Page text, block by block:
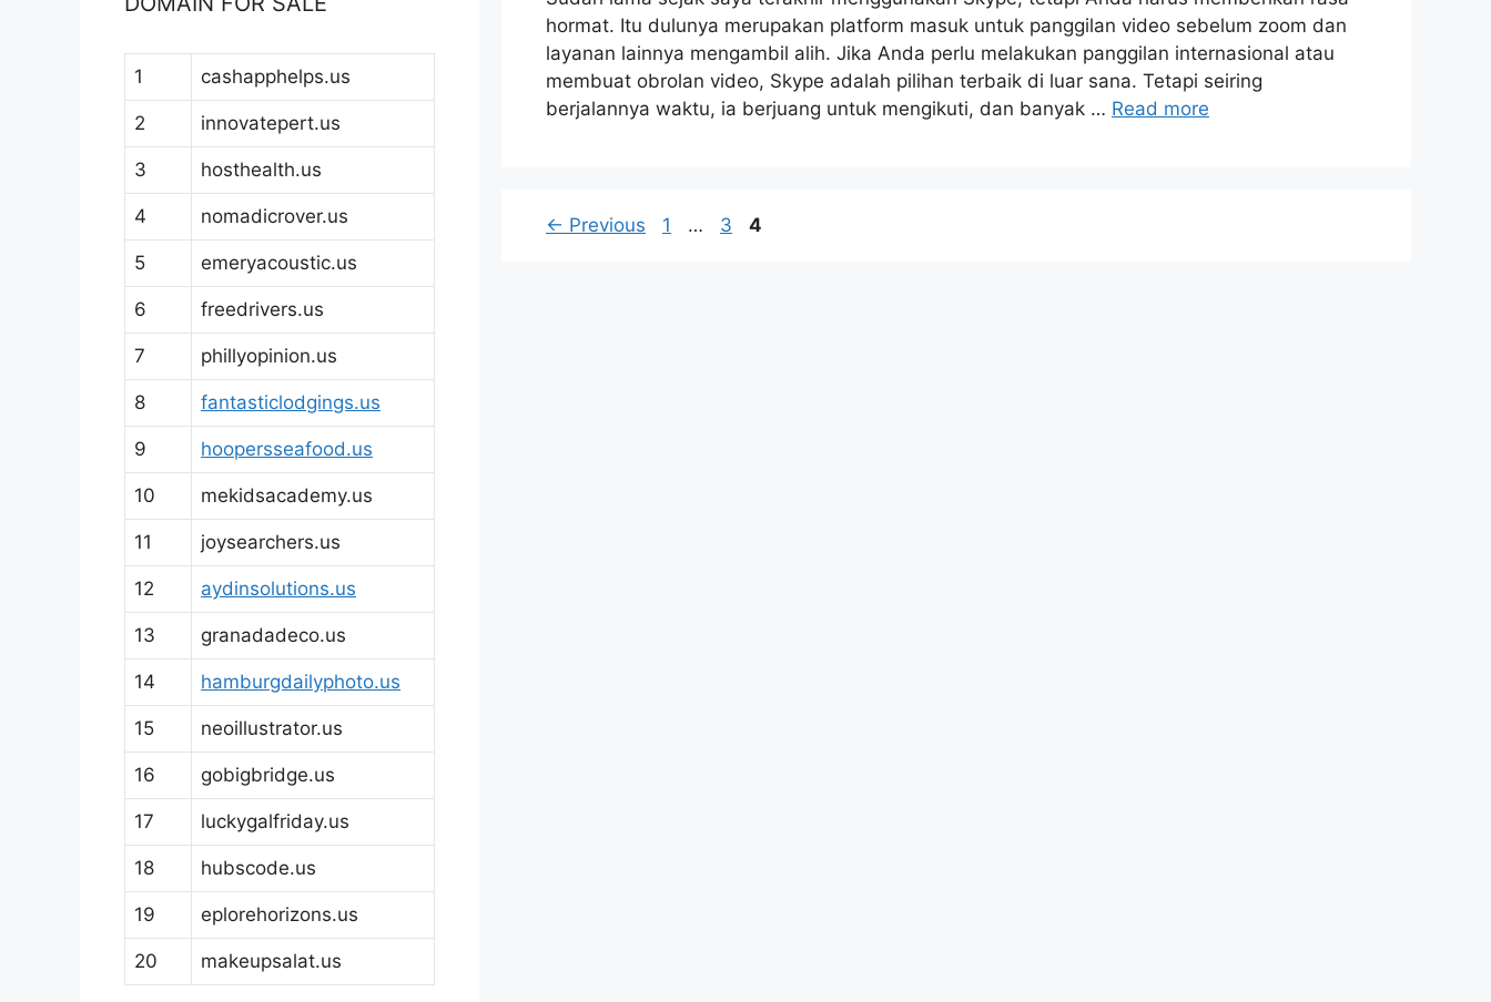
hormat. Itu dulunya merupakan platform masuk untuk panggilan video sebelum zoom dan
layanan lainnya mengambil alih. Jika Anda perlu melakukan panggilan internasional atau
membuat obrolan video, Skype adalah pilihan terbaik di luar sana. Tetapi seiring
berjalannya waktu, ia berjuang untuk mengikuti, dan banyak … Read more
← Previous Page
1 … Page
3 Page
4
1 cashapphelps.us
2 innovatepert.us
3 hosthealth.us
4 nomadicrover.us
5 emeryacoustic.us
6 freedrivers.us
7 phillyopinion.us
8 fantasticlodgings.us
9 hoopersseafood.us
10 mekidsacademy.us
11 joysearchers.us
12 aydinsolutions.us
13 granadadeco.us
14 hamburgdailyphoto.us
15 neoillustrator.us
16 gobigbridge.us
17 luckygalfriday.us
18 hubscode.us
19 eplorehorizons.us
20 makeupsalat.us